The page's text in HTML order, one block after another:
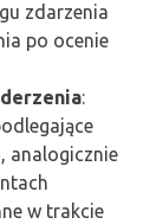
zdarzenia
po ocenie
:
analogicznie
w trakcie